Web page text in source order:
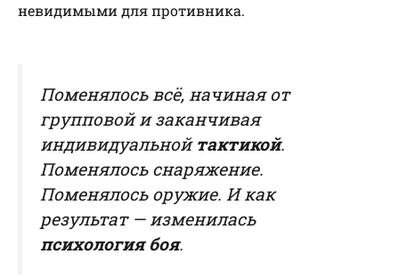
невидимыми для противника.
Поменялось всё, начиная от
групповой и заканчивая
индивидуальной тактикой.
Поменялось снаряжение.
Поменялось оружие. И как
результат — изменилась
психология боя.